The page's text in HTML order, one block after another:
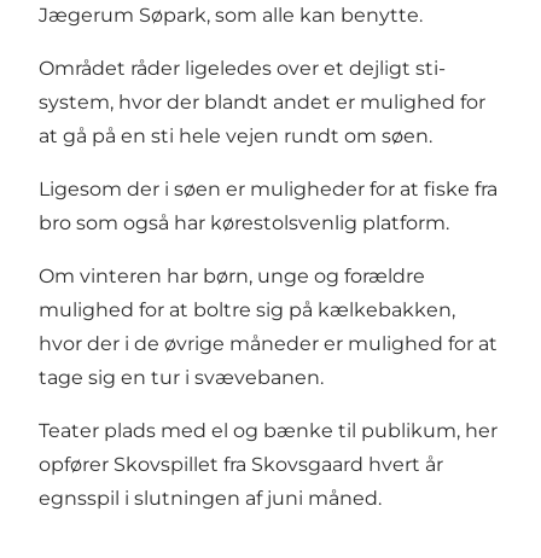
Jægerum Søpark, som alle kan benytte.
Området råder ligeledes over et dejligt sti-
system, hvor der blandt andet er mulighed for
at gå på en sti hele vejen rundt om søen.
Ligesom der i søen er muligheder for at fiske fra
bro som også har kørestolsvenlig platform.
Om vinteren har børn, unge og forældre
mulighed for at boltre sig på kælkebakken,
hvor der i de øvrige måneder er mulighed for at
tage sig en tur i svævebanen.
Teater plads med el og bænke til publikum, her
opfører Skovspillet fra Skovsgaard hvert år
egnsspil i slutningen af juni måned.